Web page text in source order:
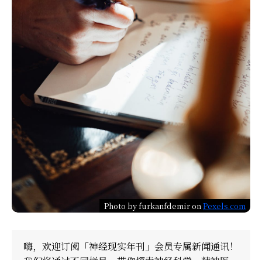
Photo by furkanfdemir onPexels.com
嗨，欢迎订阅 「神经现实年刊」 会员专属新闻通讯！